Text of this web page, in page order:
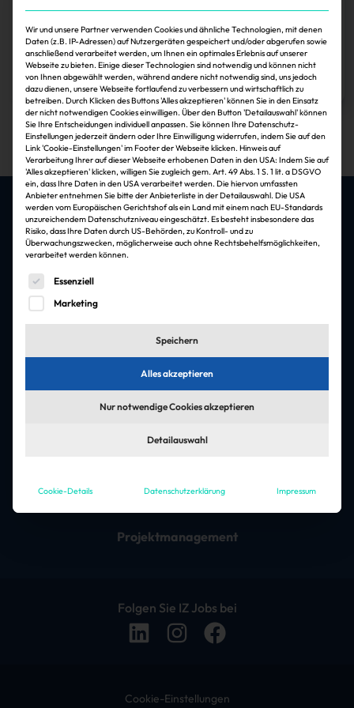
Immoebs wählt Vorstand
Sonja Smalian 30.11.2024
Zum Artikel
1
Die besten Jobs & Arbeitgeber in der
Immobilienbranche
Asset-Management
Controlling & Buchhaltung
Immobilienverwaltung
Projektmanagement
Folgen Sie IZ Jobs bei
Cookie-Einstellungen
Wir und unsere Partner verwenden Cookies und ähnliche Technologien, mit denen
Daten (z.B. IP-Adressen) auf Nutzergeräten gespeichert und/oder abgerufen sowie
anschließend verarbeitet werden, um Ihnen ein optimales Erlebnis auf unserer
Webseite zu bieten. Einige dieser Technologien sind notwendig und können nicht
von Ihnen abgewählt werden, während andere nicht notwendig sind, uns jedoch
dazu dienen, unsere Webseite fortlaufend zu verbessern und wirtschaftlich zu
betreiben. Durch Klicken des Buttons 'Alles akzeptieren' können Sie in den Einsatz
der nicht notwendigen Cookies einwilligen. Über den Button 'Detailauswahl' können
Sie Ihre Entscheidungen individuell anpassen. Sie können Ihre Datenschutz-
Einstellungen jederzeit ändern oder Ihre Einwilligung widerrufen, indem Sie auf den
Link 'Cookie-Einstellungen' im Footer der Webseite klicken. Hinweis auf
Verarbeitung Ihrer auf dieser Webseite erhobenen Daten in den USA: Indem Sie auf
'Alles akzeptieren' klicken, willigen Sie zugleich gem. Art. 49 Abs. 1 S. 1 lit. a DSGVO
ein, dass Ihre Daten in den USA verarbeitet werden. Die hiervon umfassten
Anbieter entnehmen Sie bitte der Anbieterliste in der Detailauswahl. Die USA
werden vom Europäischen Gerichtshof als ein Land mit einem nach EU-Standards
unzureichendem Datenschutzniveau eingeschätzt. Es besteht insbesondere das
Risiko, dass Ihre Daten durch US-Behörden, zu Kontroll- und zu
Überwachungszwecken, möglicherweise auch ohne Rechtsbehelfsmöglichkeiten,
verarbeitet werden können.
Es folgt eine Liste der Service-Gruppen, für die eine
Essenziell
Marketing
Speichern
Alles akzeptieren
Nur notwendige Cookies akzeptieren
Detailauswahl
Cookie-Details Datenschutzerklärung Impressum